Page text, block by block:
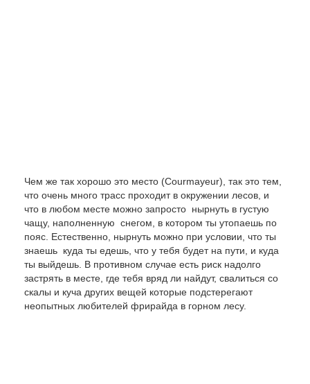
Чем же так хорошо это место (Courmayeur), так это тем,
что очень много трасс проходит в окружении лесов, и
что в любом месте можно запросто нырнуть в густую
чащу, наполненную снегом, в котором ты утопаешь по
пояс. Естественно, нырнуть можно при условии, что ты
знаешь куда ты едешь, что у тебя будет на пути, и куда
ты выйдешь. В противном случае есть риск надолго
застрять в месте, где тебя вряд ли найдут, свалиться со
скалы и куча других вещей которые подстерегают
неопытных любителей фрирайда в горном лесу.